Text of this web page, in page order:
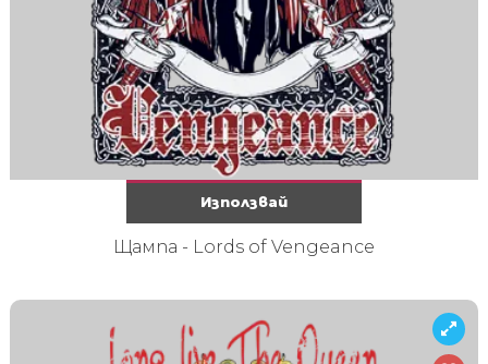
Използвай
Щампа - Lords of Vengeance